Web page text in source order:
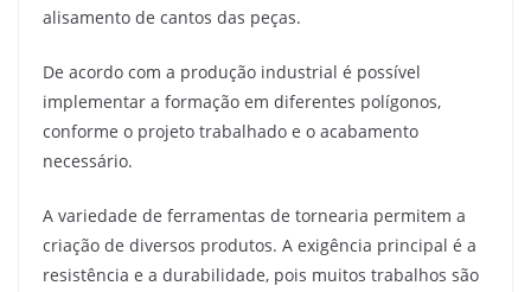
alisamento de cantos das peças.
De acordo com a produção industrial é possível
implementar a formação em diferentes polígonos,
conforme o projeto trabalhado e o acabamento
necessário.
A variedade de ferramentas de tornearia permitem a
criação de diversos produtos. A exigência principal é a
resistência e a durabilidade, pois muitos trabalhos são